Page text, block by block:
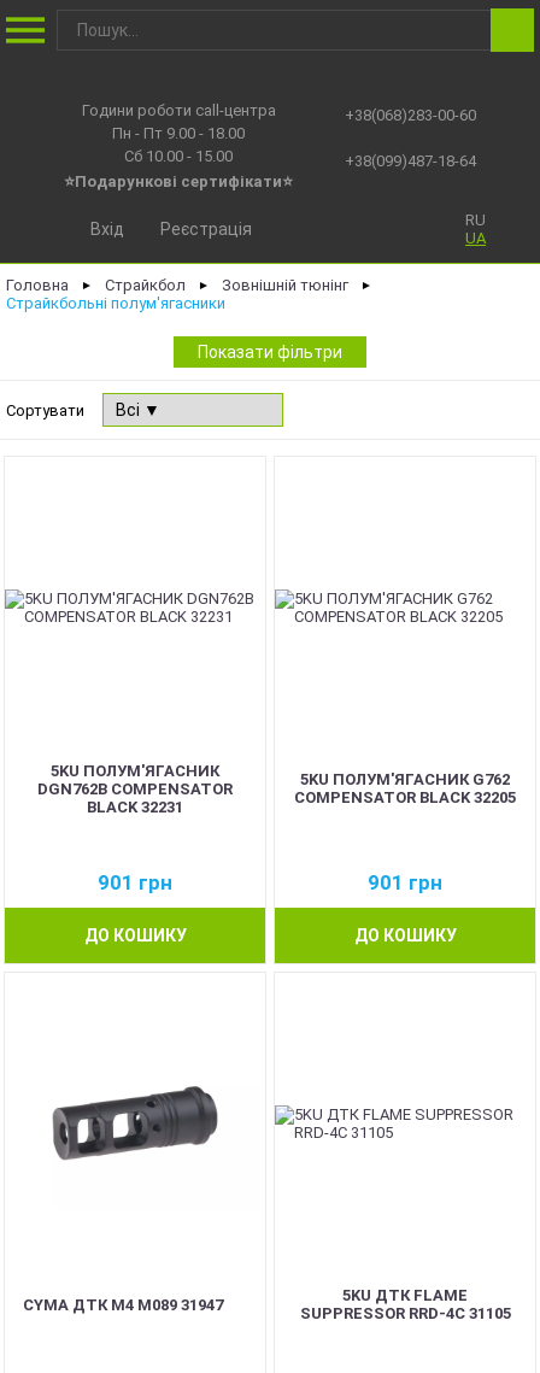
Години роботи call-центра
Пн - Пт 9.00 - 18.00
Сб 10.00 - 15.00
⭐Подарункові сертифікати⭐
+38(068)283-00-60
+38(099)487-18-64
RU
UA
Вхід Реєстрація
Головна ► Страйкбол ► Зовнішній тюнінг ►
Страйкбольні полум'ягасники
Показати фільтри
Сортувати
5KU ПОЛУМ'ЯГАСНИК
DGN762B COMPENSATOR
BLACK 32231
901 грн
ДО КОШИКУ
5KU ПОЛУМ'ЯГАСНИК G762
COMPENSATOR BLACK 32205
901 грн
ДО КОШИКУ
CYMA ДТК M4 M089 31947
5KU ДТК FLAME
SUPPRESSOR RRD-4C 31105